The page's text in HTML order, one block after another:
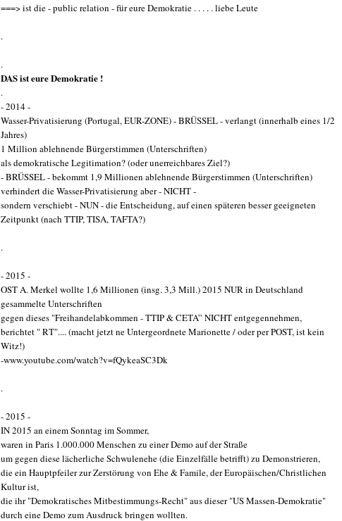
===> ist die - public relation - für eure Demokratie . . . . . liebe Leute
.
.
DAS ist eure Demokratie !
.
- 2014 -
Wasser-Privatisierung (Portugal, EUR-ZONE) - BRÜSSEL - verlangt (innerhalb eines 1/2
Jahres)
1 Million ablehnende Bürgerstimmen (Unterschriften)
als demokratische Legitimation? (oder unerreichbares Ziel?)
- BRÜSSEL - bekommt 1,9 Millionen ablehnende Bürgerstimmen (Unterschriften)
verhindert die Wasser-Privatisierung aber - NICHT -
sondern verschiebt - NUN - die Entscheidung, auf einen späteren besser geeigneten
Zeitpunkt (nach TTIP, TISA, TAFTA?)
.
- 2015 -
OST A. Merkel wollte 1,6 Millionen (insg. 3,3 Mill.) 2015 NUR in Deutschland
gesammelte Unterschriften
gegen dieses "Freihandelabkommen - TTIP & CETA” NICHT entgegennehmen,
berichtet " RT".... (macht jetzt ne Untergeordnete Marionette / oder per POST, ist kein
Witz!)
-www.youtube.com/watch?v=fQykeaSC3Dk
.
- 2015 -
IN 2015 an einem Sonntag im Sommer,
waren in Paris 1.000.000 Menschen zu einer Demo auf der Straße
um gegen diese lächerliche Schwulenehe (die Einzelfälle betrifft) zu Demonstrieren,
die ein Hauptpfeiler zur Zerstörung von Ehe & Famile, der Europäischen/Christlichen
Kultur ist,
die ihr "Demokratisches Mitbestimmungs-Recht" aus dieser "US Massen-Demokratie"
durch eine Demo zum Ausdruck bringen wollten.